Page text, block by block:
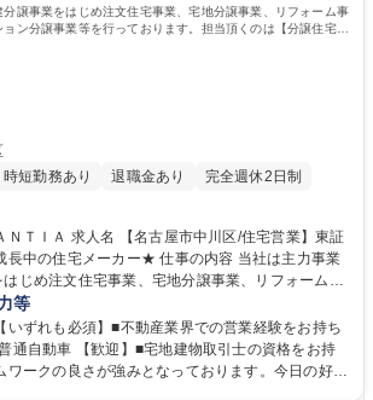
譲事業をはじめ注文住宅事業、宅地分譲事業、リフォーム事
ン分譲事業等を行っております。担当頂くのは【分譲住宅の
時短勤務あり 退職金あり 完全週休2日制
川区/住宅営業】東証
ーカー★ 仕事の内容 当社は主力事業
じめ注文住宅事業、宅地分譲事業、リフォーム事
ション分譲事業等を行っております。担当頂くの
アは各店舗の周辺です。M&
ループ会社10社を含む総合デベロップメント企業
等
いずれも必須】■不動産業界での営業経験をお持ち
通自動車 【歓迎】■宅地建物取引士の資格をお持